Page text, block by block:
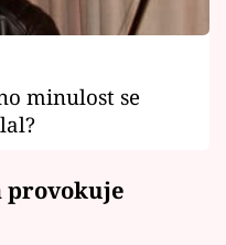
minulost se
provokuje